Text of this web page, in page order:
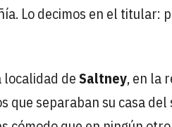
Lo decimos en el titular:
localidad deSaltney, en la
separaban su casa